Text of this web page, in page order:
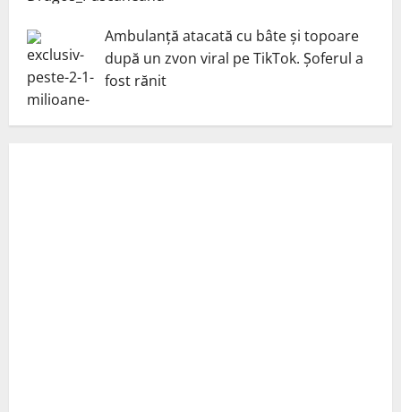
Ambulanță atacată cu bâte și topoare
după un zvon viral pe TikTok. Șoferul a
fost rănit